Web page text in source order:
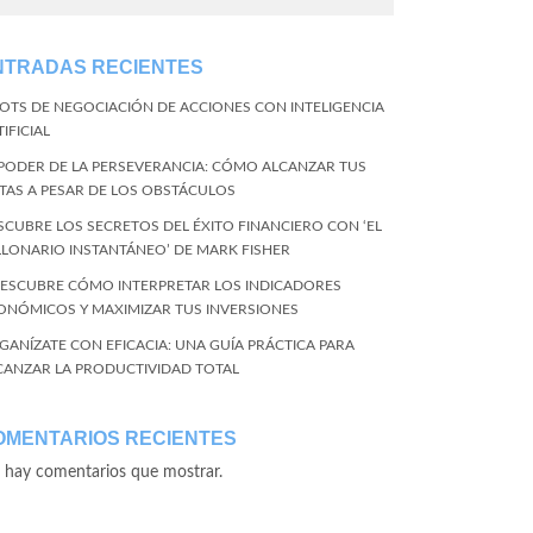
RECIENTES
DE NEGOCIACIÓN DE ACCIONES CON INTELIGENCIA
DE LA PERSEVERANCIA: CÓMO ALCANZAR TUS
A PESAR DE LOS OBSTÁCULOS
LOS SECRETOS DEL ÉXITO FINANCIERO CON ‘EL
INSTANTÁNEO’ DE MARK FISHER
CÓMO INTERPRETAR LOS INDICADORES
Y MAXIMIZAR TUS INVERSIONES
CON EFICACIA: UNA GUÍA PRÁCTICA PARA
LA PRODUCTIVIDAD TOTAL
RECIENTES
hay comentarios que mostrar.